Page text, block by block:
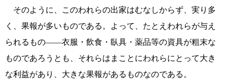
そのように、このわれらの出家はむなしからず、実り多
く、果報が多いものである。よって、たとえわれらが与え
られるもの――衣服・飲食・臥具・薬品等の資具が粗末な
ものであろうとも、それらはまことにわれらにとって大き
な利益があり、大きな果報があるものなのである。